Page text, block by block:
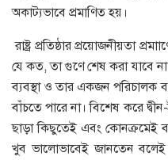
অকাট্যভাবে প্রমাণিত হয়।
রাষ্ট্র প্রতিষ্ঠার প্রয়োজনীয়তা
যে কত, তা গুণে শেষ করা যাবে
ব্যবস্থা ও তার একজন পরিচালক
বাঁচতে পারে না। বিশেষ করে
ছাড়া কিছুতেই এবং কোনক্রমেই
খুব ভালোভাবেই জানতেন বলেই